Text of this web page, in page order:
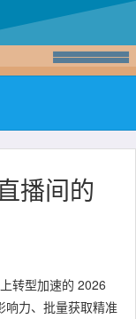
播间的
转型加速的 2026
响力、批量获取精准